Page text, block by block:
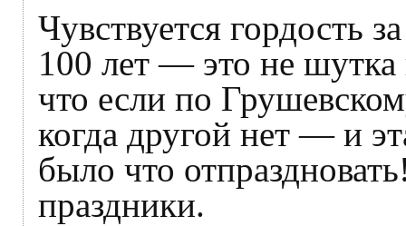
Чувствуется гордость
100 лет — это не
что если по
когда другой нет — и
было что
праздники.